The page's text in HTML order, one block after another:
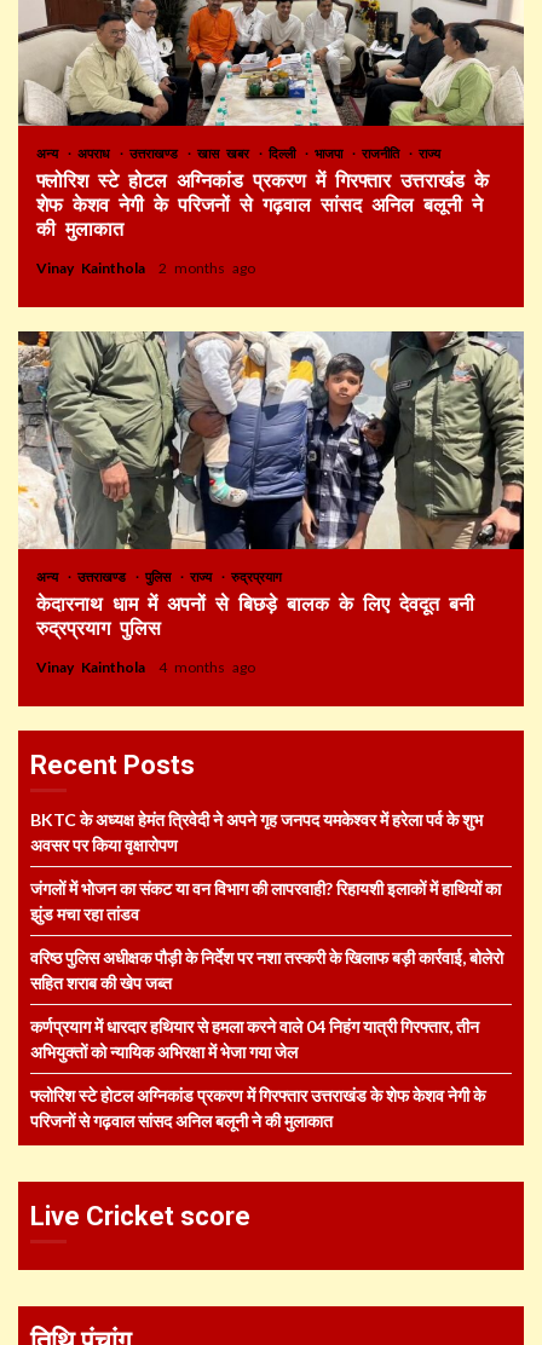
अन्य अपराध उत्तराखण्ड खास खबर दिल्ली भाजपा राजनीति राज्य
फ्लोरिश स्टे होटल अग्निकांड प्रकरण में गिरफ्तार उत्तराखंड के
शेफ केशव नेगी के परिजनों से गढ़वाल सांसद अनिल बलूनी ने
की मुलाकात
Vinay Kainthola 2 months ago
अन्य उत्तराखण्ड पुलिस राज्य रुद्रप्रयाग
केदारनाथ धाम में अपनों से बिछड़े बालक के लिए देवदूत बनी
रुद्रप्रयाग पुलिस
Vinay Kainthola 4 months ago
Recent Posts
BKTC के अध्यक्ष हेमंत त्रिवेदी ने अपने गृह जनपद यमकेश्वर में हरेला पर्व के शुभ
अवसर पर किया वृक्षारोपण
जंगलों में भोजन का संकट या वन विभाग की लापरवाही? रिहायशी इलाकों में हाथियों का
झुंड मचा रहा तांडव
वरिष्ठ पुलिस अधीक्षक पौड़ी के निर्देश पर नशा तस्करी के खिलाफ बड़ी कार्रवाई, बोलेरो
सहित शराब की खेप जब्त
कर्णप्रयाग में धारदार हथियार से हमला करने वाले 04 निहंग यात्री गिरफ्तार, तीन
अभियुक्तों को न्यायिक अभिरक्षा में भेजा गया जेल
फ्लोरिश स्टे होटल अग्निकांड प्रकरण में गिरफ्तार उत्तराखंड के शेफ केशव नेगी के
परिजनों से गढ़वाल सांसद अनिल बलूनी ने की मुलाकात
Live Cricket score